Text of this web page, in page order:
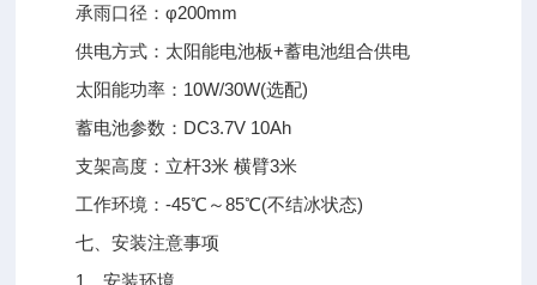
承雨口径：φ200mm
供电方式：太阳能电池板+蓄电池组合供电
太阳能功率：10W/30W(选配)
蓄电池参数：DC3.7V 10Ah
支架高度：立杆3米 横臂3米
工作环境：-45℃～85℃(不结冰状态)
七、安装注意事项
1、安装环境